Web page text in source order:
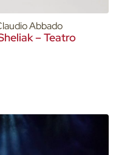
Abbado
– Teatro